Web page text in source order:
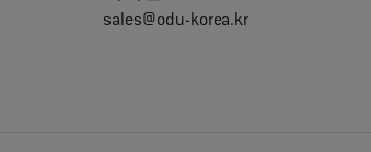
sales@odu-korea.kr